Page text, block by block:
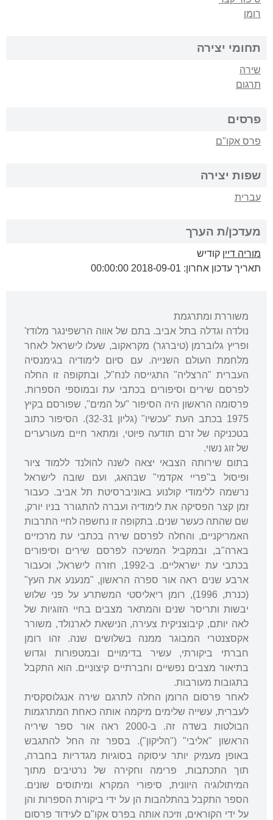
רומן
תחומי יצירה
שירה
תרגום
פרסים
פרס אקו"ם
שפות יצירה
עברית
מעדכן/ת הערך
מוריה דיין קודיש
תאריך עדכון אחרון: 2018-09-01 00:00:00
משוררת ומתרגמת
נולדה וגדלה בתל אביב. בתם של אווה הרשפינגר מלודז'
ופריץ גלוברמן (טיברגר) מקראקוב, שעלו לישראל לאחר
מלחמת העולם השנייה. עם סיום לימודיה בגימנסיה
העברית "הרצליה" התגייסה לנח"ל, ובתקופה זו החלה
לפרסם שירים וסיפורים בכתבי עת ובמוספי הספרות.
פרסומה הראשון היה הסיפור "על המים", שפורסם בקיץ
1975 בכתב העת "עכשיו" (גליון 32-31). הסיפור כתוב
בטכניקה של זרם תודעה פיוטי, ומתאר חיים מעורערים
של זוג נשוי.
בתום שירותה הצבאי יצאה לשנה להולנד ללמוד ציור
ופיסול ב"פריי אקדמי" שבהאג, ועם שובה לישראל
נרשמה ללימודי קולנוע באוניברסיטת תל אביב. כעבור
זמן קצר הפסיקה את לימודיה ועברה להתגורר בניו יורק,
שם שהתה כעשר שנים. בתקופה זו נחשפה לחיי התרבות
האמריקניים, והחלה לפרסם שירה בכתבי עת מרכזיים
בארה"ב, ובמקביל המשיכה לפרסם שירים וסיפורים
בכתבי עת ישראליים. ב-1992, חזרה לישראל, וכעבור
ארבע שנים ראה אור ספרה הראשון, "מנענע את העץ"
(כנרת, 1996), רומן ריאליסטי המשתרע על פני שלוש
יבשות ותריסר שנים והמתאר מצבים בחיי הזוגיות של
לאה יותם, קיבוצניקית צעירה, הנישאת לארנולד, משורר
אקסצנטרי המבוגר ממנה בשלושים שנה. זהו רומן
חברתי ביקורתי, עשיר בדימויים ובמטפורות וגדוש
בתיאור מצבים נפשיים וחברתיים קיצוניים. הוא התקבל
בתגובות מעורבות.
לאחר פרסום הרומן החלה לתרגם שירה אנגלוסקסית
לעברית, עשייה שלימים מיקמה אותה כאחת המתרגמות
הבולטות בשדה זה. ב-2000 ראה אור ספר שיריה
הראשון "אליבי" ("הליקון"). בספר זה החל להתגבש
באופן מעמיק יותר עיסוקה בסוגיות מגדריות בחברה,
תוך התכתבות, פרימה וחקירה של נרטיבים מתוך
המיתולוגיה היוונית, סיפורי המקרא ומיתוסים שונים.
הספר התקבל בהתלהבות הן על ידי ביקורת הספרות והן
על ידי הקוראים, וזיכה אותה בפרס אקו"ם לעידוד פרסום